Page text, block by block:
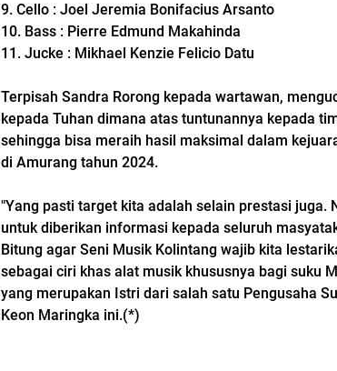
9. Cello : Joel Jeremia Bonifacius Arsanto
10. Bass : Pierre Edmund Makahinda
11. Jucke : Mikhael Kenzie Felicio Datu
Terpisah Sandra Rorong kepada wartawan,
kepada Tuhan dimana atas tuntunannya kepada
sehingga bisa meraih hasil maksimal dalam
di Amurang tahun 2024.
"Yang pasti target kita adalah selain prestasi juga.
untuk diberikan informasi kepada seluruh
Bitung agar Seni Musik Kolintang wajib kita
sebagai ciri khas alat musik khususnya bagi suku
yang merupakan Istri dari salah satu Pengusaha
Keon Maringka ini.(*)